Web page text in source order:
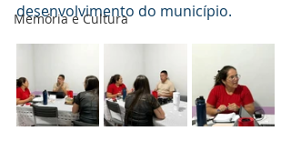
Memória e Cultura
desenvolvimento do município.